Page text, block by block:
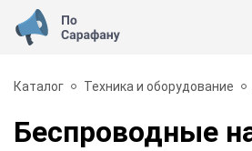
Каталог Техника и оборудование
Беспроводные